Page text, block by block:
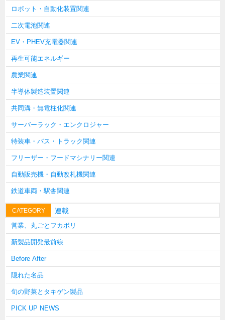
110周年企画
タキゲン売上ランキング
展示トラック
タキスポ
タキ旅レポ
タキネタ
韓国
上海
タイ
台湾
採用情報
インタビュー
入社１年目アンケート
入社式・創立記念式典
新年賀詞交歓会
メディア情報
ロボット・自動化装置関連
二次電池関連
EV・PHEV充電器関連
再生可能エネルギー
農業関連
半導体製造装置関連
共同溝・無電柱化関連
サーバーラック・エンクロジャー
特装車・バス・トラック関連
フリーザー・フードマシナリー関連
自動販売機・自動改札機関連
鉄道車両・駅舎関連
CATEGORY 連載
営業、丸ごとフカボリ
新製品開発最前線
Before After
隠れた名品
旬の野菜とタキゲン製品
PICK UP NEWS